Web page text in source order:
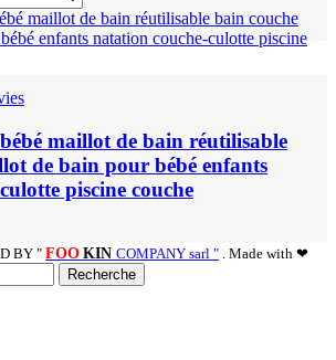
maillot de bain réutilisable
de bain pour bébé enfants
piscine couche
BY " FOO KIN COMPANY sarl " . Made with ❤
Recherche